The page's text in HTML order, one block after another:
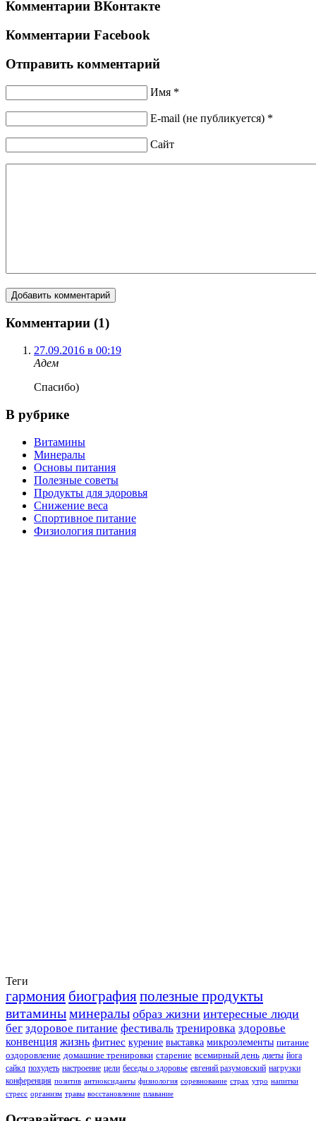
Комментарии ВКонтакте
Комментарии Facebook
Отправить комментарий
Имя *
E-mail (не публикуется) *
Сайт
Комментарии (1)
27.09.2016 в 00:19
Адем
Спасибо)
В рубрике
Витамины
Минералы
Основы питания
Полезные советы
Продукты для здоровья
Снижение веса
Спортивное питание
Физиология питания
Теги
гармония биографияполезные продукты
витаминыминералы образ жизни интересные люди
бег здоровое питание фестиваль тренировка здоровье
конвенция жизнь фитнес курение выставка микроэлементы питание
оздоровление домашние тренировки старение всемирный день диеты йога
сайкл похудеть настроение цели беседы о здоровье евгений разумовский нагрузки
конференция позитив антиоксиданты физиология соревнование страх утро напитки
стресс организм травы восстановление плавание